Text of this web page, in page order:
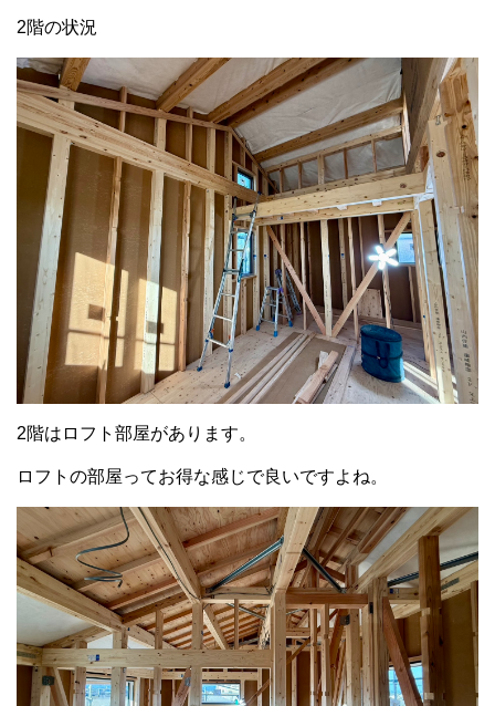
2階の状況
2階はロフト部屋があります。
ロフトの部屋ってお得な感じで良いですよね。